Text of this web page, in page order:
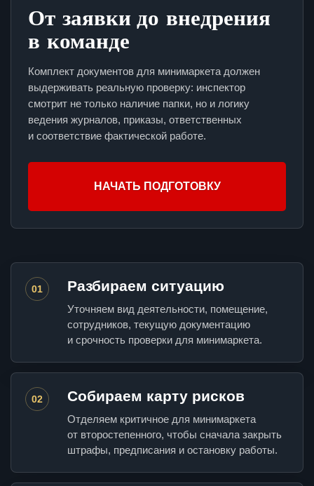
От заявки до внедрения
в команде
Комплект документов для минимаркета должен
выдерживать реальную проверку: инспектор
смотрит не только наличие папки, но и логику
ведения журналов, приказы, ответственных
и соответствие фактической работе.
НАЧАТЬ ПОДГОТОВКУ
01 Разбираем ситуацию
Уточняем вид деятельности, помещение,
сотрудников, текущую документацию
и срочность проверки для минимаркета.
02 Собираем карту рисков
Отделяем критичное для минимаркета
от второстепенного, чтобы сначала закрыть
штрафы, предписания и остановку работы.